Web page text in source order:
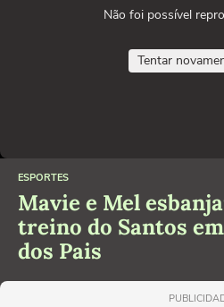
Não foi possível
Tentar
ESPORTES
Mavie e Mel
treino do Santos
dos Pais